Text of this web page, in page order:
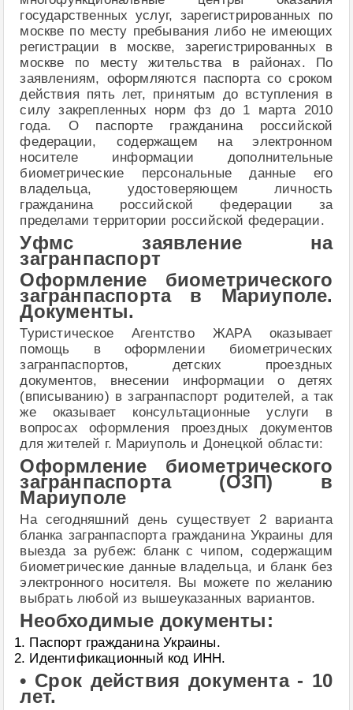
государственных услуг, зарегистрированных по
москве по месту пребывания либо не имеющих
регистрации в москве, зарегистрированных в
москве по месту жительства в районах. По
заявлениям, оформляются паспорта со сроком
действия пять лет, принятым до вступления в
силу закрепленных норм фз до 1 марта 2010
года. О паспорте гражданина российской
федерации, содержащем на электронном
носителе информации дополнительные
биометрические персональные данные его
владельца, удостоверяющем личность
гражданина российской федерации за
пределами территории российской федерации.
Уфмс заявление на
загранпаспорт
Оформление биометрического
загранпаспорта в Мариуполе.
Документы.
Туристическое Агентство ЖАРА оказывает
помощь в оформлении биометрических
загранпаспортов, детских проездных
документов, внесении информации о детях
(вписыванию) в загранпаспорт родителей, а так
же оказывает консультационные услуги в
вопросах оформления проездных документов
для жителей г. Мариуполь и Донецкой области:
Оформление биометрического
загранпаспорта (ОЗП) в
Мариуполе
На сегодняшний день существует 2 варианта
бланка загранпаспорта гражданина Украины для
выезда за рубеж: бланк с чипом, содержащим
биометрические данные владельца, и бланк без
электронного носителя. Вы можете по желанию
выбрать любой из вышеуказанных вариантов.
Необходимые документы:
Паспорт гражданина Украины.
Идентификационный код ИНН.
• Срок действия документа - 10
лет.